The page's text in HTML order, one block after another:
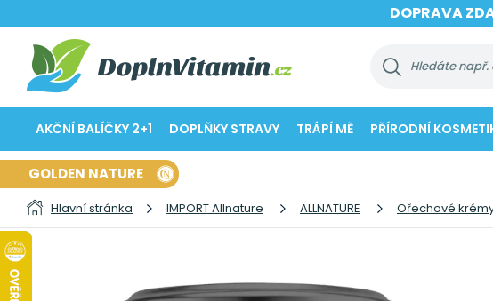
DOPRAVA
AKČNÍ BALÍČKY 2+1 DOPLŇKY STRAVY TRÁPÍ MĚ PŘÍRODNÍ
GOLDEN NATURE
Hlavní stránka IMPORT Allnature ALLNATURE Ořechové